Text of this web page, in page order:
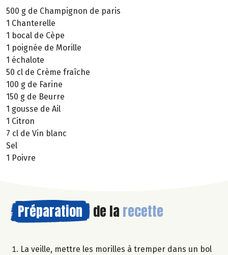
500 g de Champignon de paris
1 Chanterelle
1 bocal de Cèpe
1 poignée de Morille
1 échalote
50 cl de Crème fraîche
100 g de Farine
150 g de Beurre
1 gousse de Ail
1 Citron
7 cl de Vin blanc
Sel
1 Poivre
Préparation de la recette
La veille, mettre les morilles à tremper dans un bol